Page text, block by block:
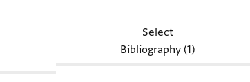
Select
Bibliography (1)